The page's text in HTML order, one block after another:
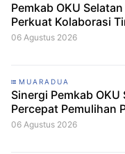
Pemkab OKU
Perkuat Kolaborasi
06 Agustus 2026
MUARADUA
Sinergi Pemkab OKU
Percepat Pemulihan
06 Agustus 2026